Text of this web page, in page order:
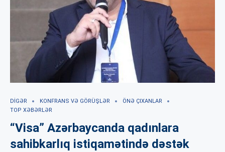
DIGƏR KONFRANS VƏ GÖRÜŞLƏR
ÖNƏ ÇIXANLAR
TOP XƏBƏRLƏR
“Visa” Azərbaycanda qadınlara
sahibkarlıq istiqamətində dəstək